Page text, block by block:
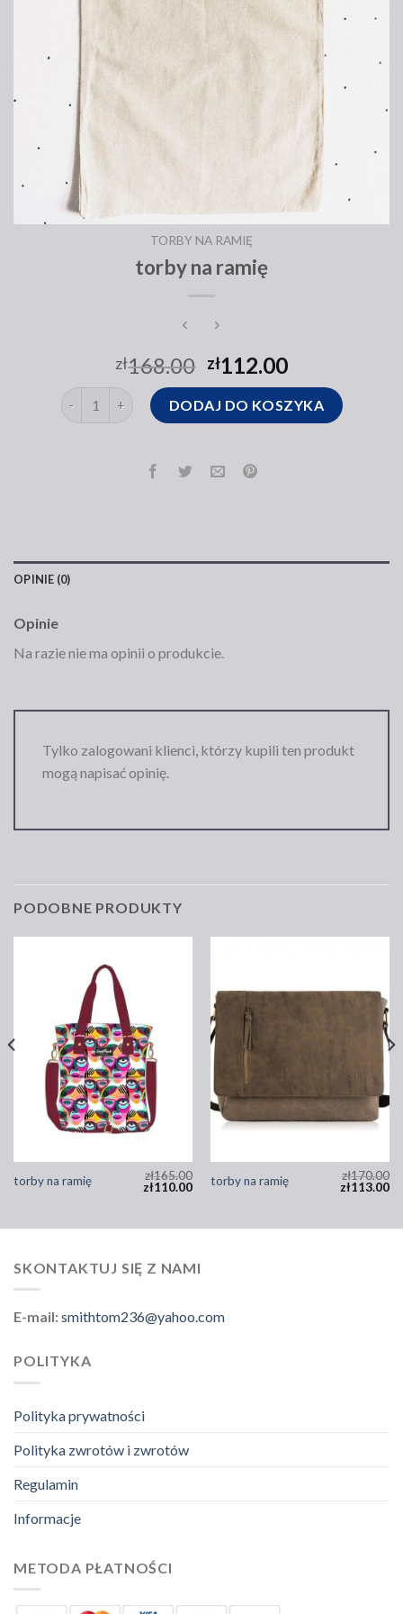
TORBY NA RAMIĘ
torby na ramię
zł168.00 zł112.00
ilość torby na ramięDODAJ DO KOSZYKA
OPINIE (0)
Opinie
Na razie nie ma opinii o produkcie.
Tylko zalogowani klienci, którzy kupili ten produkt
mogą napisać opinię.
PODOBNE PRODUKTY
torby na ramię zł165.00
zł110.00 torby na ramię zł170.00
zł113.00
SKONTAKTUJ SIĘ Z NAMI
E-mail:smithtom236@yahoo.com
POLITYKA
Polityka prywatności
Polityka zwrotów i zwrotów
Regulamin
Informacje
METODA PŁATNOŚCI